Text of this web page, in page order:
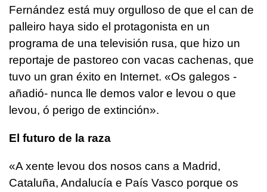
Fernández está muy orgulloso de que el can de
palleiro haya sido el protagonista en un
programa de una televisión rusa, que hizo un
reportaje de pastoreo con vacas cachenas, que
tuvo un gran éxito en Internet. «Os galegos -
añadió- nunca lle demos valor e levou o que
levou, ó perigo de extinción».
El futuro de la raza
«A xente levou dos nosos cans a Madrid,
Cataluña, Andalucía e País Vasco porque os